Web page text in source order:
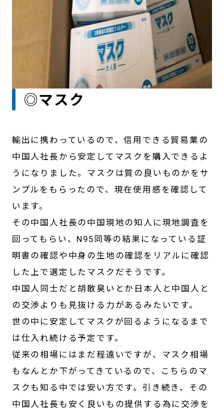
◎マスク
輸出に携わっているので、信用できる貿易業の
中国人社長から安定してマスクを購入できるよ
うになりました。マスクは質の良いものかをサ
ンプルをもらったので、現在使用感を確認して
います。
その中国人社長の中国現地の知人に現地調査を
回ってもらい、N95同等の結果になっている証
明書の確認や中身の生地の確認をリアルに確認
した上で選定したマスクだそうです。
中国人同士だと胡散臭いとか日本人と中国人と
の交渉よりも見抜ける力があるみたいです。
世の中に安定してマスクが回るようになるまで
は仕入れ続ける予定です。
従来の相場にはまだ程遠いですが、マスク相場
もなんとか下がってきているので、こちらのマ
スクも知る中では安い方です。引き続き、その
中国人社長も安く良いもの提供する為に交渉を